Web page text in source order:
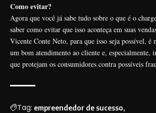
Como evitar?
Agora que você já sabe tudo sobre o que é o
saber como evitar que isso aconteça em suas
Vicente Conte Neto, para que isso seja possível, é
um bom atendimento ao cliente e, especialmente,
que protejam os consumidores contra possíveis
Tag: empreendedor de sucesso